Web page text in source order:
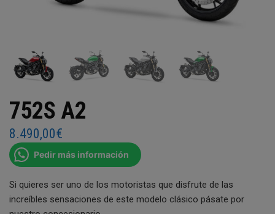
752S A2
8.490,00€
Pedir más información
Si quieres ser uno de los motoristas que disfrute de las
increíbles sensaciones de este modelo clásico pásate por